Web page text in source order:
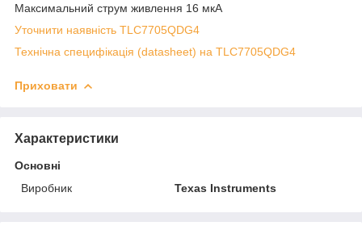
Максимальний струм живлення 16 мкА
Уточнити наявність TLC7705QDG4
Технічна специфікація (datasheet) на TLC7705QDG4
Приховати
Характеристики
Основні
Виробник
Texas Instruments